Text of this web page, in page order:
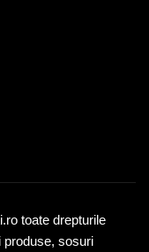
toate drepturile
produse, sosuri